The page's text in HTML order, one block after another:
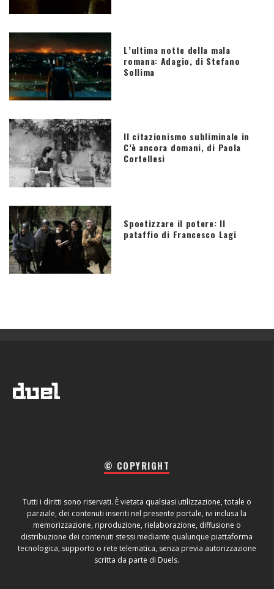
L’ultima notte della mala
romana: Adagio, di Stefano
Sollima
Il citazionismo subliminale in
C’è ancora domani, di Paola
Cortellesi
Spoetizzare il potere: Il
pataffio di Francesco Lagi
© COPYRIGHT
Tutti i diritti sono riservati. È vietata qualsiasi utilizzazione, totale o
parziale, dei contenuti inseriti nel presente portale, ivi inclusa la
memorizzazione, riproduzione, rielaborazione, diffusione o
distribuzione dei contenuti stessi mediante qualunque piattaforma
tecnologica, supporto o rete telematica, senza previa autorizzazione
scritta da parte di Duels.